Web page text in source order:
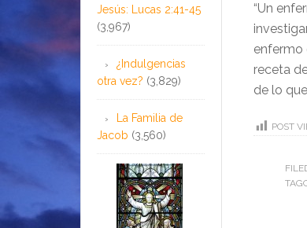
“Un
enfermo
receta
de lo
POST
Jesús: Lucas 2:41-45
(3,967)
¿Indulgencias
otra vez? (3,829)
La Familia de
Jacob (3,560)